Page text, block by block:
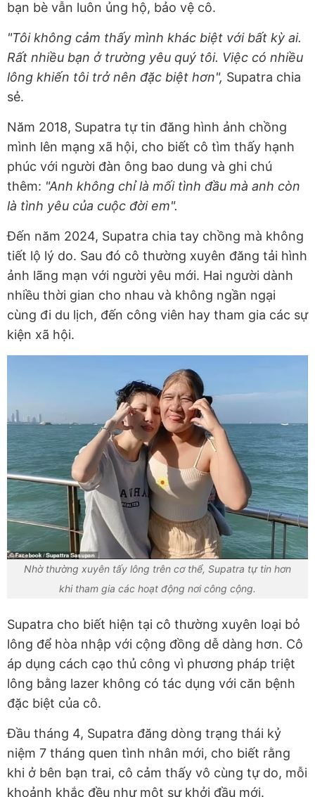
bạn bè vẫn luôn ủng hộ, bảo vệ cô.
"Tôi không cảm thấy mình khác biệt với bất kỳ ai.
Rất nhiều bạn ở trường yêu quý tôi. Việc có nhiều
lông khiến tôi trở nên đặc biệt hơn", Supatra chia
sẻ.
Năm 2018, Supatra tự tin đăng hình ảnh chồng
mình lên mạng xã hội, cho biết cô tìm thấy hạnh
phúc với người đàn ông bao dung và ghi chú
thêm: "Anh không chỉ là mối tình đầu mà anh còn
là tình yêu của cuộc đời em".
Đến năm 2024, Supatra chia tay chồng mà không
tiết lộ lý do. Sau đó cô thường xuyên đăng tải hình
ảnh lãng mạn với người yêu mới. Hai người dành
nhiều thời gian cho nhau và không ngần ngại
cùng đi du lịch, đến công viên hay tham gia các sự
kiện xã hội.
Nhờ thường xuyên tấy lông trên cơ thể, Supatra tự tin hơn
khi tham gia các hoạt động nơi công cộng.
Supatra cho biết hiện tại cô thường xuyên loại bỏ
lông để hòa nhập với cộng đồng dễ dàng hơn. Cô
áp dụng cách cạo thủ công vì phương pháp triệt
lông bằng lazer không có tác dụng với căn bệnh
đặc biệt của cô.
Đầu tháng 4, Supatra đăng dòng trạng thái kỷ
niệm 7 tháng quen tình nhân mới, cho biết rằng
khi ở bên bạn trai, cô cảm thấy vô cùng tự do, mỗi
khoảnh khắc đều như một sự khởi đầu mới.